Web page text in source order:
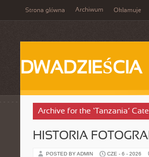
Strona główna Archiwum Okłamuje
DWADZIEŚCIA
Archive for the ‘Tanzania’
HISTORIA
POSTED BY ADMIN CZE - 6 - 2026